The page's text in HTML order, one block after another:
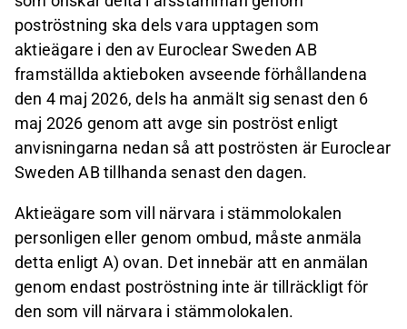
poströstning ska dels vara upptagen som
aktieägare i den av Euroclear Sweden AB
framställda aktieboken avseende förhållandena
den 4 maj 2026, dels ha anmält sig senast den 6
maj 2026 genom att avge sin poströst enligt
anvisningarna nedan så att poströsten är Euroclear
Sweden AB tillhanda senast den dagen.
Aktieägare som vill närvara i stämmolokalen
personligen eller genom ombud, måste anmäla
detta enligt A) ovan. Det innebär att en anmälan
genom endast poströstning inte är tillräckligt för
den som vill närvara i stämmolokalen.